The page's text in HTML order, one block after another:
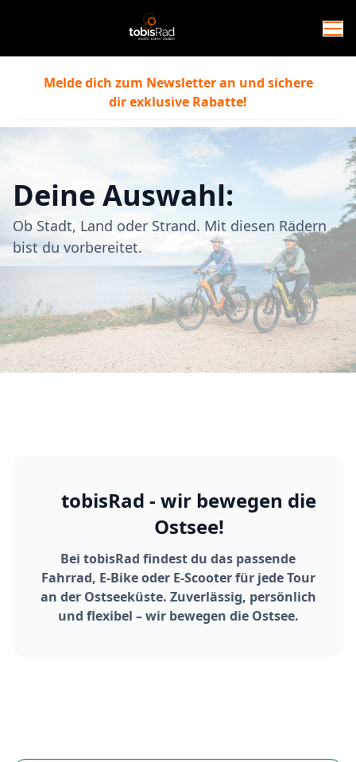
Melde dich zum Newsletter an und sichere
dir exklusive Rabatte!
Deine Auswahl:
Ob Stadt, Land oder Strand. Mit diesen Rädern
bist du vorbereitet.
tobisRad - wir bewegen die
Ostsee!
Bei tobisRad findest du das passende
Fahrrad, E-Bike oder E-Scooter für jede Tour
an der Ostseeküste. Zuverlässig, persönlich
und flexibel – wir bewegen die Ostsee.